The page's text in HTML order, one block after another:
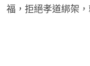
福，拒絕孝道綁架